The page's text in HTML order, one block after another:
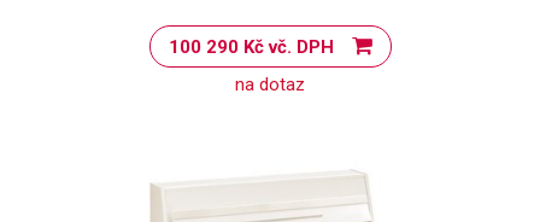
100 290 Kč vč. DPH
na dotaz